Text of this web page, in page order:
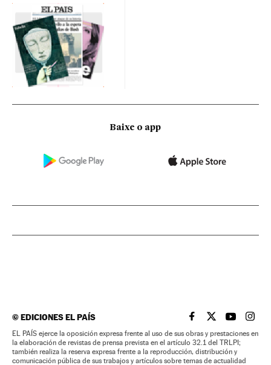
Baixe o app
©EDICIONES EL PAÍS EL PAÍS BRASIL EN
EL PAÍSEL PAÍS
EL
EL PAÍS ejerce la oposición expresa frente al uso de sus obras y prestaciones en
la elaboración de revistas de prensa prevista en el artículo 32.1 del TRLPI;
también realiza la reserva expresa frente a la reproducción, distribución y
comunicación pública de sus trabajos y artículos sobre temas de actualidad